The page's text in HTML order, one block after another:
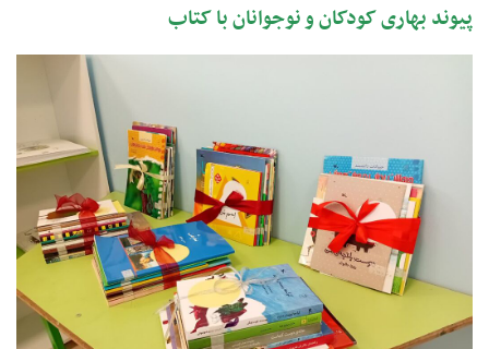
پیوند بهاری کودکان و نوجوانان با کتاب